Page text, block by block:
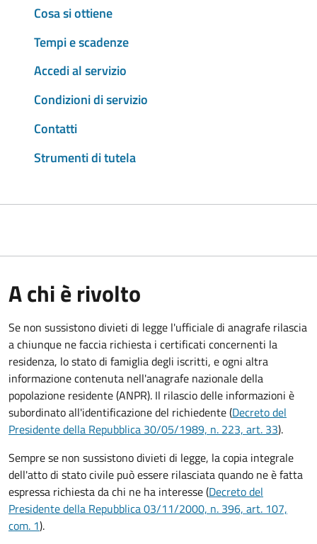
Cosa si ottiene
Tempi e scadenze
Accedi al servizio
Condizioni di servizio
Contatti
Strumenti di tutela
A chi è rivolto
Se non sussistono divieti di legge l'ufficiale di anagrafe rilascia
a chiunque ne faccia richiesta i certificati concernenti la
residenza, lo stato di famiglia degli iscritti, e ogni altra
informazione contenuta nell'anagrafe nazionale della
popolazione residente (ANPR). Il rilascio delle informazioni è
subordinato all'identificazione del richiedente (Decreto del
Presidente della Repubblica 30/05/1989, n. 223, art. 33).
Sempre se non sussistono divieti di legge, la copia integrale
dell'atto di stato civile può essere rilasciata quando ne è fatta
espressa richiesta da chi ne ha interesse (Decreto del
Presidente della Repubblica 03/11/2000, n. 396, art. 107,
com. 1).